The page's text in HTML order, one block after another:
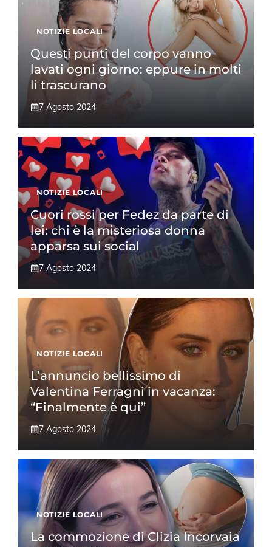
NOTIZIE LOCALI
Questi punti del corpo vanno
lavati ogni giorno: eppure in molti
li trascurano
7 Agosto 2024
NOTIZIE LOCALI
Cuori rossi per Fedez da parte di
lei: chi è la misteriosa donna
apparsa sui social
7 Agosto 2024
NOTIZIE LOCALI
L’annuncio bellissimo di
Valentina Ferragni in vacanza:
“Finalmente è qui”
7 Agosto 2024
NOTIZIE LOCALI
La commozione di Clizia Incorvaia